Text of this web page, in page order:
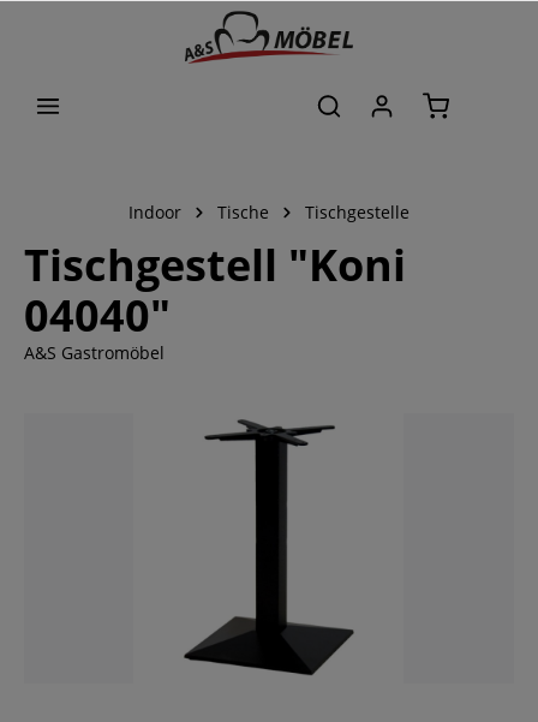
Indoor Tische Tischgestelle
Tischgestell "Koni
04040"
A&S Gastromöbel